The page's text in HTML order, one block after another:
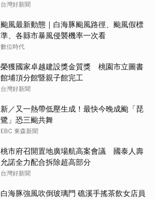
台灣好新聞
颱風最新動態｜白海豚颱風路徑、颱風假標
準、各縣市暴風侵襲機率一次看
數位時代
榮獲國家卓越建設獎金質獎 桃園市立圖書
館埔頂分館暨親子館完工
台灣好新聞
新／又一熱帶低壓生成！最快今晚成颱「琵
鷺」恐三颱共舞
EBC 東森新聞
桃市府召開置地廣場航高案會議 國泰人壽
允諾全力配合拆除超高部分
台灣好新聞
白海豚強風吹倒玻璃門 礁溪手搖茶飲女店員